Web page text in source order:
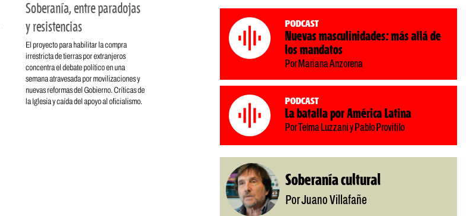
Soberanía, entre paradojas
y resistencias
El proyecto para habilitar la compra
irrestricta de tierras por extranjeros
concentra el debate político en una
semana atravesada por movilizaciones y
nuevas reformas del Gobierno. Críticas de
la Iglesia y caída del apoyo al oficialismo.
Podcast
Nuevas masculinidades: más allá de
los mandatos
Por Mariana Anzorena
Podcast
La batalla por América Latina
Por Telma Luzzani y Pablo Provitilo
Soberanía cultural
Por Juano Villafañe